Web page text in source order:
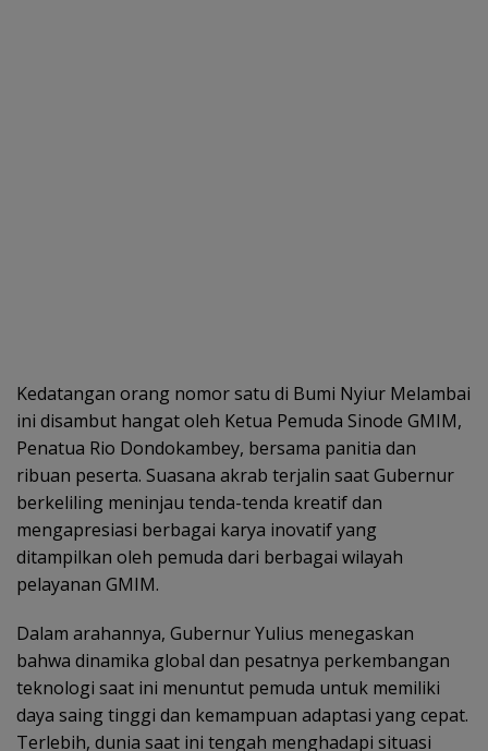
Kedatangan orang nomor satu di Bumi Nyiur Melambai
ini disambut hangat oleh Ketua Pemuda Sinode GMIM,
Penatua Rio Dondokambey, bersama panitia dan
ribuan peserta. Suasana akrab terjalin saat Gubernur
berkeliling meninjau tenda-tenda kreatif dan
mengapresiasi berbagai karya inovatif yang
ditampilkan oleh pemuda dari berbagai wilayah
pelayanan GMIM.
Dalam arahannya, Gubernur Yulius menegaskan
bahwa dinamika global dan pesatnya perkembangan
teknologi saat ini menuntut pemuda untuk memiliki
daya saing tinggi dan kemampuan adaptasi yang cepat.
Terlebih, dunia saat ini tengah menghadapi situasi